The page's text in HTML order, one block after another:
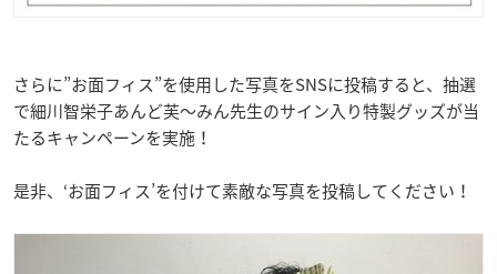
さらに”お面フィス”を使用した写真をSNSに投稿すると、抽選
で細川智栄子あんど芙～みん先生のサイン入り特製グッズが当
たるキャンペーンを実施！
是非、‘お面フィス’を付けて素敵な写真を投稿してください！